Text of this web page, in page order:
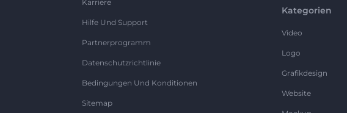
Karriere
Hilfe Und Support
Partnerprogramm
Datenschutzrichtlinie
Bedingungen Und Konditionen
Sitemap
Kategorien
Video
Logo
Grafikdesign
Website